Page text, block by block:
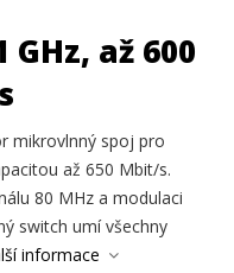
GHz, až 600
mikrovlnný spoj pro
až 650 Mbit/s.
80 MHz a modulaci
switch umí všechny
informace